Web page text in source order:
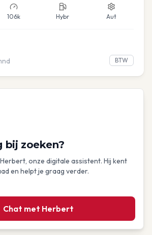
106k Hybr Aut
BTW
bij zoeken?
onze digitale assistent. Hij kent
en helpt je graag verder.
Chat met Herbert